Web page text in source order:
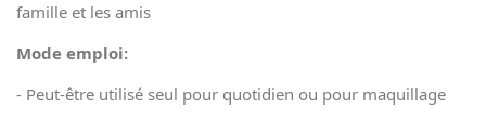
famille et les amis
Mode emploi:
- Peut-être utilisé seul pour quotidien ou pour maquillage